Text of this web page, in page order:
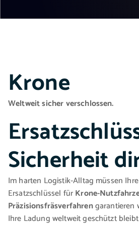
Krone
Weltweit sicher verschlossen.
Sicherheit
Im harten Logistik-Alltag müssen
Ersatzschlüssel fürKrone-
Präzisionsfräsverfahrengarantieren
Ihre Ladung weltweit geschützt